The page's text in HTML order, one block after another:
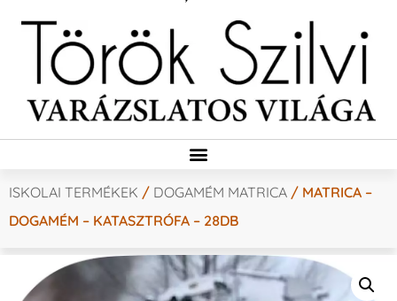
ISKOLAI TERMÉKEK / DOGAMÉM MATRICA / MATRICA –
DOGAMÉM – KATASZTRÓFA – 28DB